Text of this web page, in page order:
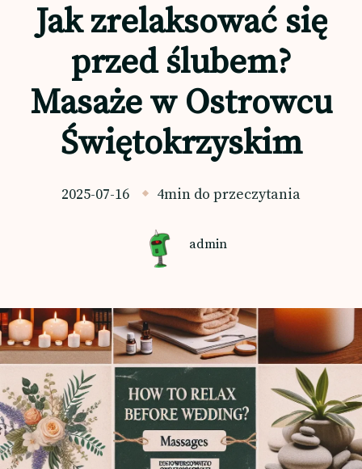
Jak zrelaksować się
przed ślubem?
Masaże w Ostrowcu
Świętokrzyskim
2025-07-16 4min do przeczytania
admin